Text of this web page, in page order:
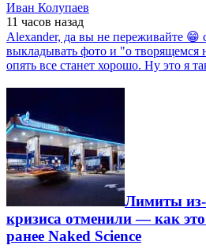
Иван Колупаев
11 часов назад
Alexander, да вы не переживайте 😁
выкладывать фото и "о творящемся
опять все станет хорошо. Ну это я
Лимиты из-
кризиса отменили — как
ранее Naked Science